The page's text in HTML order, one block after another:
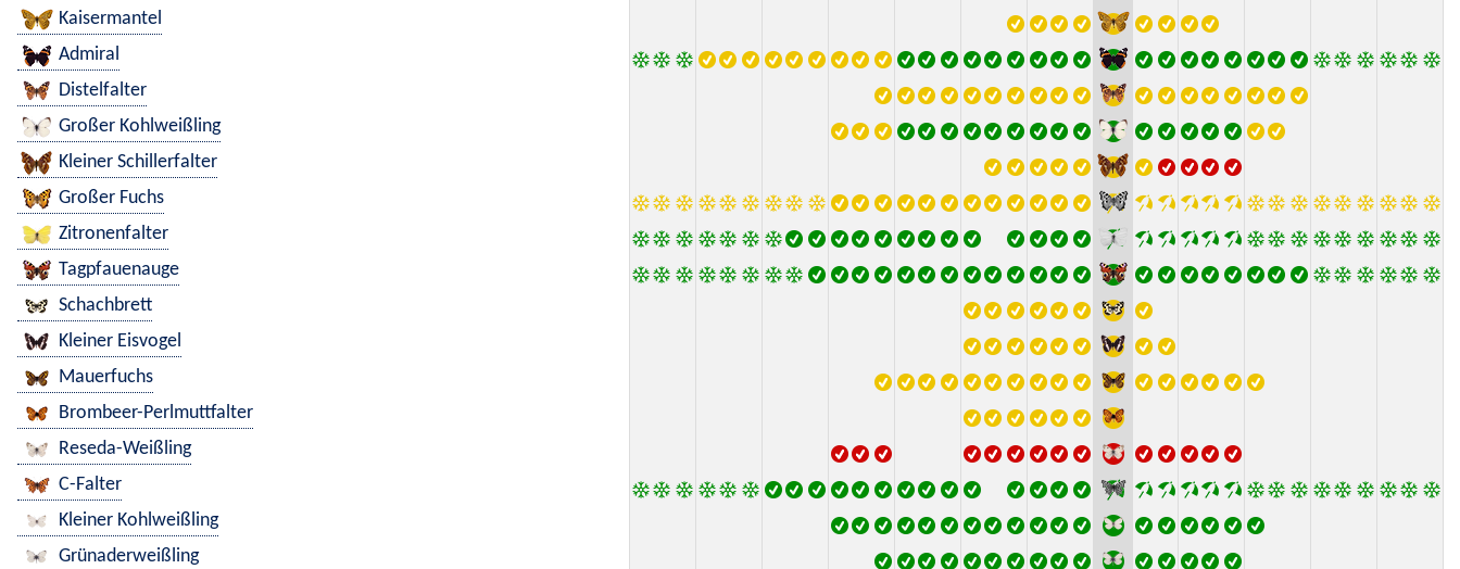
Kaisermantel
Admiral
Distelfalter
Großer Kohlweißling
Kleiner Schillerfalter
Großer Fuchs
Zitronenfalter
Tagpfauenauge
Schachbrett
Kleiner Eisvogel
Mauerfuchs
Brombeer-Perlmuttfalter
Reseda-Weißling
C-Falter
Kleiner Kohlweißling
Grünaderweißling